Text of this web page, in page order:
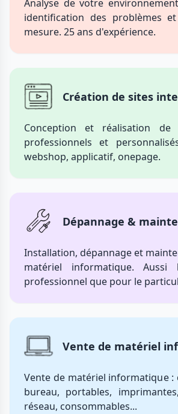
Analyse de votre
identification des problèmes
mesure. 25 ans d'expérience.
Création de sites
Conception et réalisation de
professionnels et
webshop, applicatif, onepage.
Dépannage &
Installation, dépannage et
matériel informatique.
professionnel que pour le
Vente de matériel
Vente de matériel informatique
bureau, portables,
réseau, consommables...